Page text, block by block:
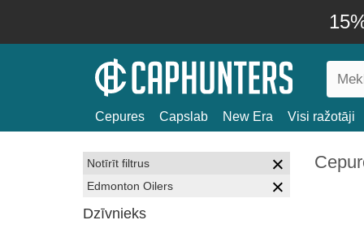
Cepures Capslab New Era Visi ražotāji
Notīrīt filtrus
Edmonton Oilers
Dzīvnieks